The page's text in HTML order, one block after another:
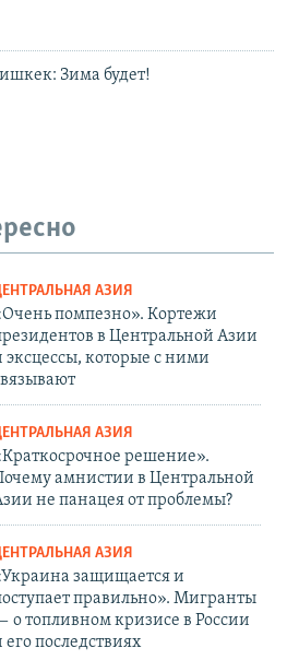
Зима будет!
АЗИЯ
помпезно». Кортежи
в Центральной Азии
эксцессы, которые с ними
АЗИЯ
решение».
амнистии в Центральной
не панацея от проблемы?
АЗИЯ
защищается и
правильно». Мигранты
о топливном кризисе в России
его последствиях